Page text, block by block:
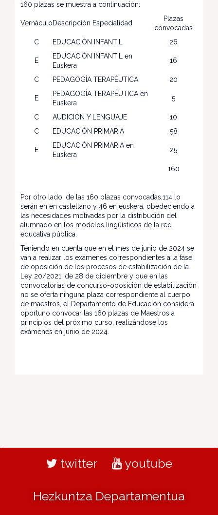
160 plazas se muestra a continuación:
VernáculoDescripción Especialidad
Plazas
convocadas
C
EDUCACIÓN INFANTIL 26
E
EDUCACIÓN INFANTIL en
Euskera
16
C PEDAGOGÍA TERAPÉUTICA 20
E
PEDAGOGÍA TERAPÉUTICA en
Euskera
5
C AUDICIÓN Y LENGUAJE
10
C
EDUCACIÓN PRIMARIA 58
E
EDUCACIÓN PRIMARIA en
Euskera
25
160
Por otro lado, de las 160 plazas convocadas,114 lo
serán en en castellano y 46 en euskera, obedeciendo a
las necesidades motivadas por la distribución del
alumnado en los modelos lingüísticos de la red
educativa pública.
Teniendo en cuenta que en el mes de junio de 2024 se
van a realizar los exámenes correspondientes a la fase
de oposición de los procesos de estabilización de la
Ley 20/2021, de 28 de diciembre y que en las
convocatorias de concurso-oposición de estabilización
no se oferta ninguna plaza correspondiente al cuerpo
de maestros, el Departamento de Educación considera
oportuno convocar las 160 plazas de Maestros a
principios del próximo curso, realizándose los
exámenes en junio de 2024.
twitter youtube
Hezkuntza Departamentua